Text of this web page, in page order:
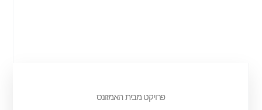
פרויקט מבית האמזונס